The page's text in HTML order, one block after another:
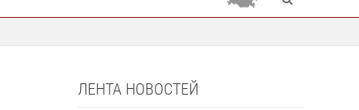
ЛЕНТА НОВОСТЕЙ